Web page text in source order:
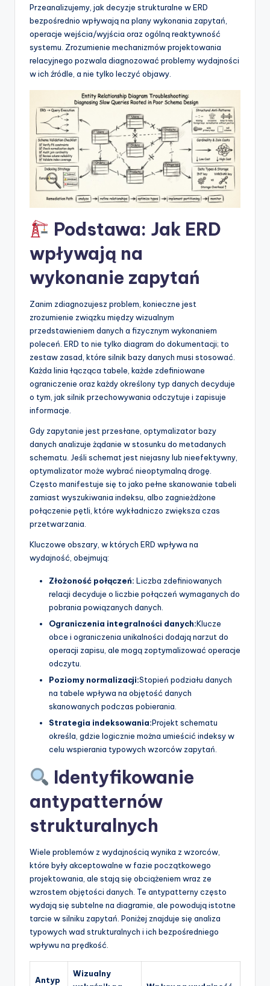
d
d
Przeanalizujemy, jak decyzje strukturalne w ERD
bezpośrednio wpływają na plany wykonania zapytań,
operacje wejścia/wyjścia oraz ogólną reaktywność
systemu. Zrozumienie mechanizmów projektowania
relacyjnego pozwala diagnozować problemy wydajności
w ich źródle, a nie tylko leczyć objawy.
Podstawa: Jak ERD
wpływają na
wykonanie zapytań
Zanim zdiagnozujesz problem, konieczne jest
zrozumienie związku między wizualnym
przedstawieniem danych a fizycznym wykonaniem
poleceń. ERD to nie tylko diagram do dokumentacji; to
zestaw zasad, które silnik bazy danych musi stosować.
Każda linia łącząca tabele, każde zdefiniowane
ograniczenie oraz każdy określony typ danych decyduje
o tym, jak silnik przechowywania odczytuje i zapisuje
informacje.
Gdy zapytanie jest przesłane, optymalizator bazy
danych analizuje żądanie w stosunku do metadanych
schematu. Jeśli schemat jest niejasny lub nieefektywny,
optymalizator może wybrać nieoptymalną drogę.
Często manifestuje się to jako pełne skanowanie tabeli
zamiast wyszukiwania indeksu, albo zagnieżdżone
połączenie pętli, które wykładniczo zwiększa czas
przetwarzania.
Kluczowe obszary, w których ERD wpływa na
wydajność, obejmują:
Złożoność połączeń: Liczba zdefiniowanych
relacji decyduje o liczbie połączeń wymaganych do
pobrania powiązanych danych.
Ograniczenia integralności danych:Klucze
obce i ograniczenia unikalności dodają narzut do
operacji zapisu, ale mogą zoptymalizować operacje
odczytu.
Poziomy normalizacji:Stopień podziału danych
na tabele wpływa na objętość danych
skanowanych podczas pobierania.
Strategia indeksowania:Projekt schematu
określa, gdzie logicznie można umieścić indeksy w
celu wspierania typowych wzorców zapytań.
Identyfikowanie
antypatternów
strukturalnych
Wiele problemów z wydajnością wynika z wzorców,
które były akceptowalne w fazie początkowego
projektowania, ale stają się obciążeniem wraz ze
wzrostem objętości danych. Te antypatterny często
wydają się subtelne na diagramie, ale powodują istotne
tarcie w silniku zapytań. Poniżej znajduje się analiza
typowych wad strukturalnych i ich bezpośredniego
wpływu na prędkość.
Antyp
Wizualny